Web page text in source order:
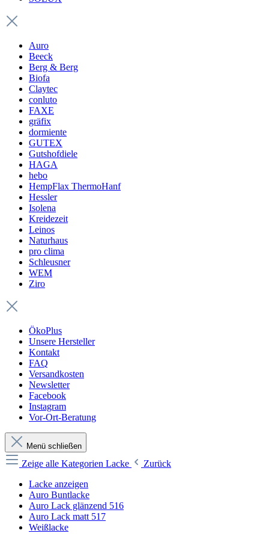
Auro
Beeck
Berg & Berg
Biofa
Claytec
conluto
FAXE
gräfix
dormiente
GUTEX
Gutshofdiele
HAGA
hebo
HempFlax ThermoHanf
Hessler
Isolena
Kreidezeit
Leinos
Naturhaus
pro clima
Schleusner
WEM
Ziro
ÖkoPlus
Unsere Hersteller
Kontakt
FAQ
Versandkosten
Newsletter
Facebook
Instagram
Vor-Ort-Beratung
Menü schließen
Zeige alle Kategorien Lacke
Zurück
Lacke anzeigen
Auro Buntlacke
Auro Lack glänzend 516
Auro Lack matt 517
Weißlacke